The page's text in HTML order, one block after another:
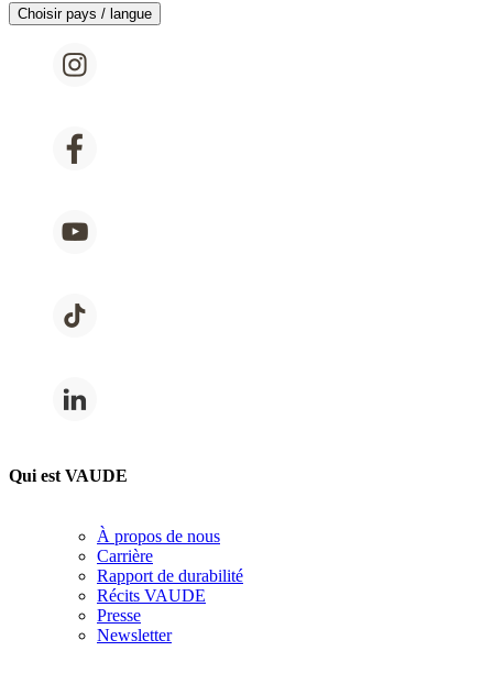
Choisir pays / langue
Qui est VAUDE
À propos de nous
Carrière
Rapport de durabilité
Récits VAUDE
Presse
Newsletter